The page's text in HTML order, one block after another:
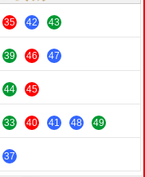
35 42 43
39 46 47
44 45
33 40 41 48 49
37